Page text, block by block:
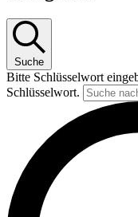
Suche
Bitte Schlüsselwort
Schlüsselwort.